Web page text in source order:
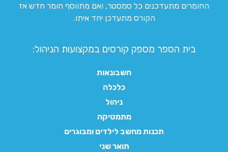
החומרים מתעדכנים כל סמסטר, ואם מתווסף חומר חדש אז
הקורס מתעדכן יחד איתו.
בית הספר מספק קורסים במקצועות הניהול:
חשבונאות
כלכלה
ניהול
מתמטיקה
תכנות מחשב לילדים ומבוגרים
תואר שני